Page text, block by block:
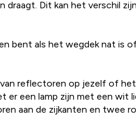
Dit kan het verschil
bent als het wegdek nat is
reflectoren op jezelf of
er een lamp zijn met een wit
aan de zijkanten en twee